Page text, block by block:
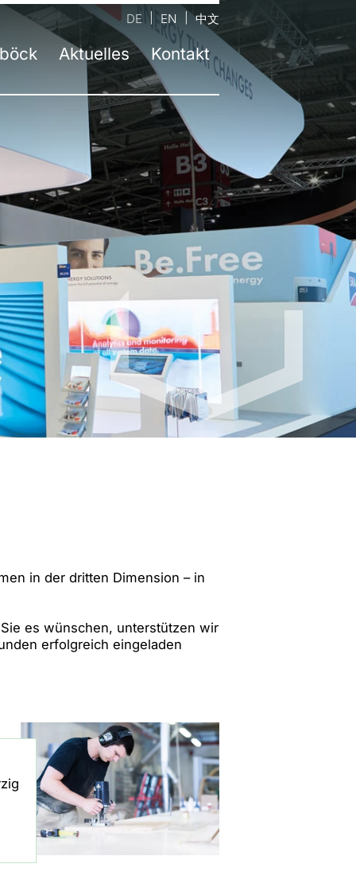
DE EN 中文
atelier damböck
Aktuelles
Aktuelle Informationen
Presse
Jobs
Newsletter
Kontakt
Neufinsing bei München
Kassel
Rosenheim
Passau
Berlin
Trochtelfingen
Linz | AT
Salzburg | AT
Mailand | IT
Shanghai | CN
in der dritten Dimension – in
es wünschen, unterstützen wir
erfolgreich eingeladen